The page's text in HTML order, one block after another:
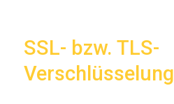
SSL- bzw. TLS-
Verschlüsselung